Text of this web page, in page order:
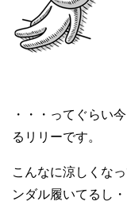
・・・ってぐらい
るリリーです。
こんなに涼しくな
ンダル履いてるし